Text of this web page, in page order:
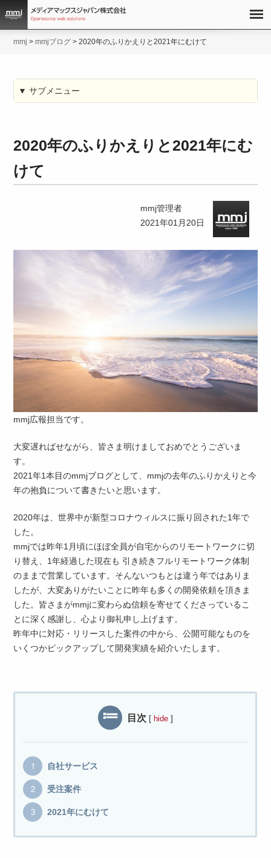
mmj >mmjブログ >2020年のふりかえりと2021年にむけて
▼ サブメニュー
2020年のふりかえりと2021年にむ
けて
mmj管理者
2021年01月20日
mmj広報担当です。
大変遅ればせながら、皆さま明けましておめでとうございま
す。
2021年1本目のmmjブログとして、mmjの去年のふりかえりと今
年の抱負について書きたいと思います。
2020年は、世界中が新型コロナウィルスに振り回された1年で
した。
mmjでは昨年1月頃にほぼ全員が自宅からのリモートワークに切
り替え、1年経過した現在も 引き続きフルリモートワーク体制
のままで営業しています。そんないつもとは違う年ではありま
したが、大変ありがたいことに昨年も多くの開発依頼を頂きま
した。皆さまがmmjに変わらぬ信頼を寄せてくださっているこ
とに深く感謝し、心より御礼申し上げます。
昨年中に対応・リリースした案件の中から、公開可能なものを
いくつかピックアップして開発実績を紹介いたします。
目次 [ hide ]
自社サービス
受注案件
2021年にむけて